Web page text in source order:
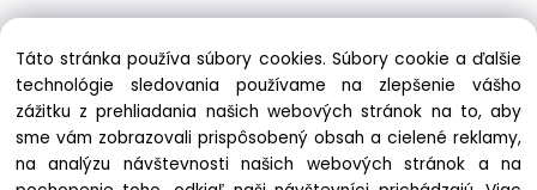
Informácie
Obchodné podmienky
Ochrana osobných údajov
Táto stránka používa súbory cookies. Súbory cookie a ďalšie
technológie sledovania používame na zlepšenie vášho
zážitku z prehliadania našich webových stránok na to, aby
sme vám zobrazovali prispôsobený obsah a cielené reklamy,
na analýzu návštevnosti našich webových stránok a na